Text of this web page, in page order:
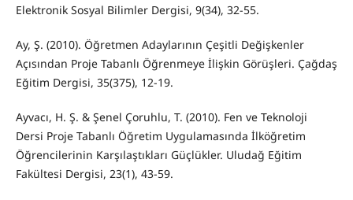
Elektronik Sosyal Bilimler Dergisi, 9(34), 32-55.
Ay, Ş. (2010). Öğretmen Adaylarının Çeşitli Değişkenler
Açısından Proje Tabanlı Öğrenmeye İlişkin Görüşleri. Çağdaş
Eğitim Dergisi, 35(375), 12-19.
Ayvacı, H. Ş. & Şenel Çoruhlu, T. (2010). Fen ve Teknoloji
Dersi Proje Tabanlı Öğretim Uygulamasında İlköğretim
Öğrencilerinin Karşılaştıkları Güçlükler. Uludağ Eğitim
Fakültesi Dergisi, 23(1), 43-59.